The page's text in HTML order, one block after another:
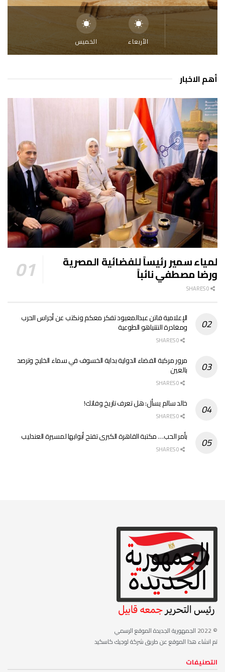
الأربعاء الخميس
أهم الاخبار
لمياء سمير رئيساً للفضائية المصرية
ورضا مصطفي نائباً
الإعلامية فاتن عبدالمعبود تفكر معكم ونكتب عن أجراس الحرب
ومغادرة النتنياهو الطوعية
مرور مركبة الفضاء الدولية بداية الخسوف في سماء الخليج وترصد
بالعين
خالد سالم يسأل: هل تعرف تاريخ وفاتك!
بأمر الحب… مكتبة القاهرة الكبرى تفتح أبوابها لمسيرة العندليب
© 2022
الجمهورية الجديدة الموقع الرسمي
تم انشاء هذا الموقع عن طريق شركة لوجيك كاسكيد
التصنيفات